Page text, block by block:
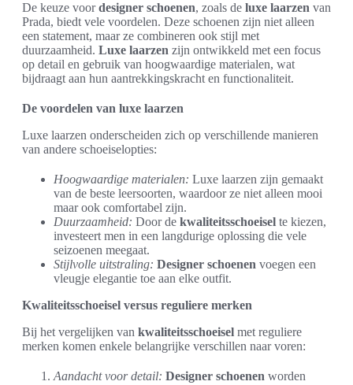
De keuze voordesigner schoenen, zoals de luxe laarzen van
Prada, biedt vele voordelen. Deze schoenen zijn niet alleen
een statement, maar ze combineren ook stijl met
duurzaamheid. Luxe laarzen zijn ontwikkeld met een focus
op detail en gebruik van hoogwaardige materialen, wat
bijdraagt aan hun aantrekkingskracht en functionaliteit.
De voordelen van luxe laarzen
Luxe laarzen onderscheiden zich op verschillende manieren
van andere schoeiselopties:
Hoogwaardige materialen: Luxe laarzen zijn gemaakt
van de beste leersoorten, waardoor ze niet alleen mooi
maar ook comfortabel zijn.
Duurzaamheid: Door de kwaliteitsschoeisel te kiezen,
investeert men in een langdurige oplossing die vele
seizoenen meegaat.
Stijlvolle uitstraling: Designer schoenen voegen een
vleugje elegantie toe aan elke outfit.
Kwaliteitsschoeisel versus reguliere merken
Bij het vergelijken van kwaliteitsschoeisel met reguliere
merken komen enkele belangrijke verschillen naar voren:
Aandacht voor detail: Designer schoenen worden